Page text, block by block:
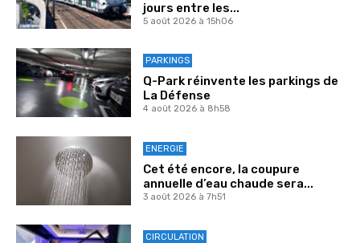
jours entre les...
5 août 2026 à 15h06
PARKINGS
Q-Park réinvente les parkings de
La Défense
4 août 2026 à 8h58
ENERGIE
Cet été encore, la coupure
annuelle d’eau chaude sera...
3 août 2026 à 7h51
CIRCULATION